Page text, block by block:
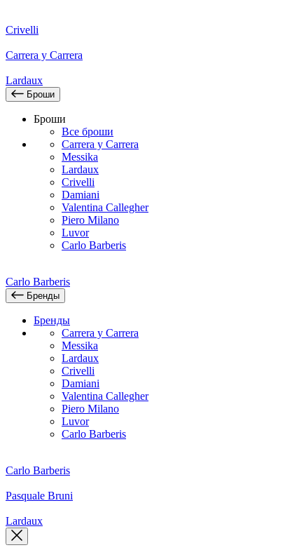
Crivelli
Carrera y Carrera
Lardaux
Броши
Броши
Все броши
Carrera y Carrera
Messika
Lardaux
Crivelli
Damiani
Valentina Callegher
Piero Milano
Luvor
Carlo Barberis
Carlo Barberis
Бренды
Бренды
Carrera y Carrera
Messika
Lardaux
Crivelli
Damiani
Valentina Callegher
Piero Milano
Luvor
Carlo Barberis
Carlo Barberis
Pasquale Bruni
Lardaux